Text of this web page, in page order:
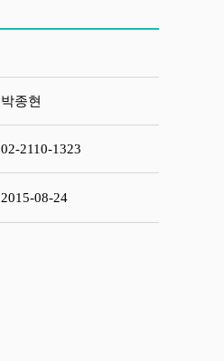
박종현
02-2110-1323
2015-08-24